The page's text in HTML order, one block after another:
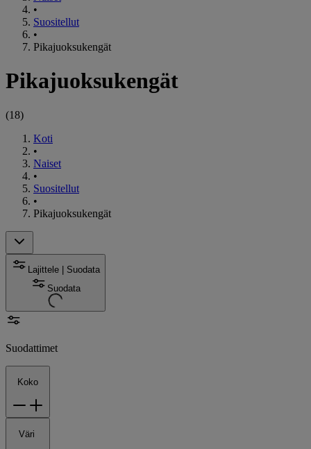
•
Suositellut
•
Pikajuoksukengät
Pikajuoksukengät
(18)
Koti
•
Naiset
•
Suositellut
•
Pikajuoksukengät
Lajittele | Suodata
Suodata
Suodattimet
Koko
Väri